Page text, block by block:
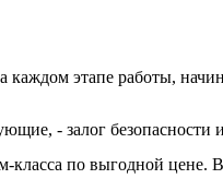
этапе работы,
- залог безопасности
по выгодной цене.